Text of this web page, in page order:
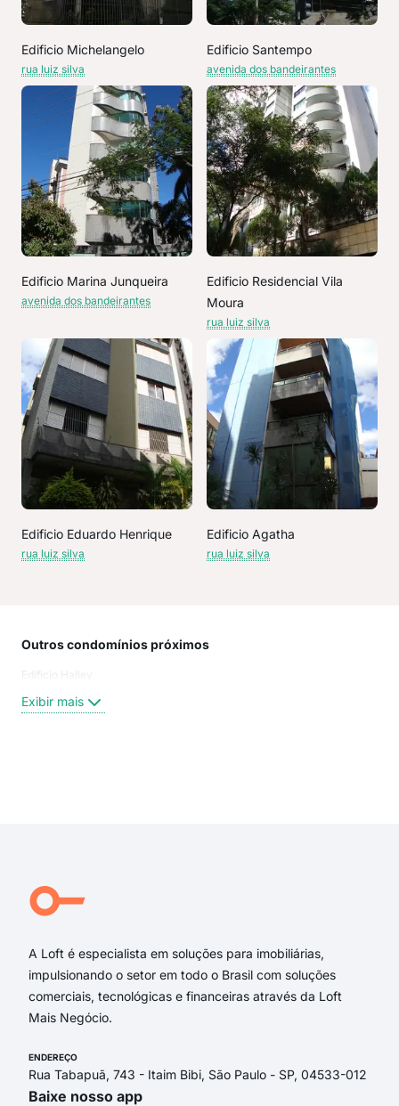
Edificio Michelangelo
rua luiz silva
Edificio Santempo
avenida dos bandeirantes
Edificio Marina Junqueira
avenida dos bandeirantes
Edificio Residencial Vila
Moura
rua luiz silva
Edificio Eduardo Henrique
rua luiz silva
Edificio Agatha
rua luiz silva
Outros condomínios próximos
Edificio Halley
Exibir mais
A Loft é especialista em soluções para imobiliárias,
impulsionando o setor em todo o Brasil com soluções
comerciais, tecnológicas e financeiras através da Loft
Mais Negócio.
ENDEREÇO
Rua Tabapuã, 743 - Itaim Bibi, São Paulo - SP, 04533-012
Baixe nosso app